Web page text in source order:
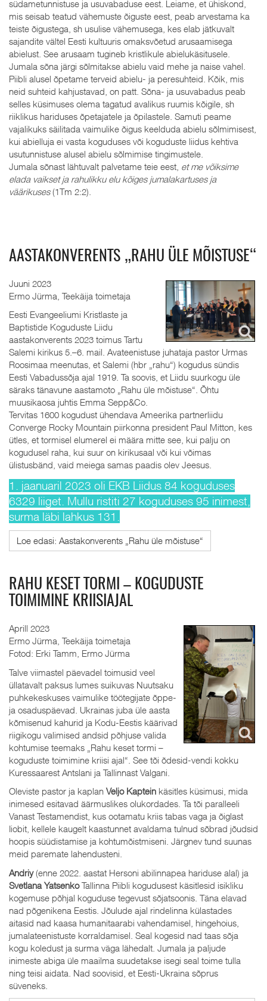
südametunnistuse ja usuvabaduse eest. Leiame, et ühiskond,
mis seisab teatud vähemuste õiguste eest, peab arvestama ka
teiste õigustega, sh usulise vähemusega, kes elab jätkuvalt
sajandite vältel Eesti kultuuris omaksvõetud arusaamisega
abielust. See arusaam tugineb kristlikule abielukäsitusele.
Jumala sõna järgi sõlmitakse abielu vaid mehe ja naise vahel.
Piibli alusel õpetame terveid abielu- ja peresuhteid. Kõik, mis
neid suhteid kahjustavad, on patt. Sõna- ja usuvabadus peab
selles küsimuses olema tagatud avalikus ruumis kõigile, sh
riiklikus hariduses õpetajatele ja õpilastele. Samuti peame
vajalikuks säilitada vaimulike õigus keelduda abielu sõlmimisest,
kui abielluja ei vasta koguduses või koguduste liidus kehtiva
usutunnistuse alusel abielu sõlmimise tingimustele.
Jumala sõnast lähtuvalt palvetame teie eest, et me võiksime
elada vaikset ja rahulikku elu kõiges jumalakartuses ja
väärikuses(1Tm 2:2).
AASTAKONVERENTS „RAHU ÜLE MÕISTUSE“
Juuni 2023
Ermo Jürma, Teekäija toimetaja
Eesti Evangeeliumi Kristlaste ja
Baptistide Koguduste Liidu
aastakonverents 2023 toimus Tartu
Salemi kirikus 5.–6. mail. Avateenistuse juhataja pastor Urmas
Roosimaa meenutas, et Salemi (hbr „rahu“) kogudus sündis
Eesti Vabadussõja ajal 1919. Ta soovis, et Liidu suurkogu üle
säraks tänavune aastamoto „Rahu üle mõistuse“. Õhtu
muusikaosa juhtis Emma Sepp&Co.
Tervitas 1600 kogudust ühendava Ameerika partnerliidu
Converge Rocky Mountain piirkonna president Paul Mitton, kes
ütles, et tormisel elumerel ei määra mitte see, kui palju on
kogudusel raha, kui suur on kirikusaal või kui võimas
ülistusbänd, vaid meiega samas paadis olev Jeesus.
1. jaanuaril 2023 oli EKB Liidus 84 koguduses
6329 liiget. Mullu ristiti 27 koguduses 95 inimest,
surma läbi lahkus 131.
Loe edasi: Aastakonverents „Rahu üle mõistuse“
RAHU KESET TORMI – KOGUDUSTE
TOIMIMINE KRIISIAJAL
Aprill 2023
Ermo Jürma, Teekäija toimetaja
Fotod: Erki Tamm, Ermo Jürma
Talve viimastel päevadel toimusid veel
üllatavalt paksus lumes suikuvas Nuutsaku
puhkekeskuses vaimulike töötegijate õppe-
ja osaduspäevad. Ukrainas juba üle aasta
kõmisenud kahurid ja Kodu-Eestis käärivad
riigikogu valimised andsid põhjuse valida
kohtumise teemaks „Rahu keset tormi –
koguduste toimimine kriisi ajal“. See tõi õdesid-vendi kokku
Kuressaarest Antslani ja Tallinnast Valgani.
Oleviste pastor ja kaplan Veljo Kaptein käsitles küsimusi, mida
inimesed esitavad äärmuslikes olukordades. Ta tõi paralleeli
Vanast Testamendist, kus ootamatu kriis tabas vaga ja õiglast
Iiobit, kellele kaugelt kaastunnet avaldama tulnud sõbrad jõudsid
hoopis süüdistamise ja kohtumõistmiseni. Järgnev tund suunas
meid paremate lahendusteni.
Andriy(enne 2022. aastat Hersoni abilinnapea hariduse alal) ja
Svetlana YatsenkoTallinna Piibli kogudusest käsitlesid isikliku
kogemuse põhjal koguduse tegevust sõjatsoonis. Täna elavad
nad põgenikena Eestis. Jõulude ajal rindelinna külastades
aitasid nad kaasa humanitaarabi vahendamisel, hingehoius,
jumalateenistuste korraldamisel. Seal kogesid nad taas sõja
kogu koledust ja surma väga lähedalt. Jumala ja paljude
inimeste abiga üle maailma suudetakse isegi seal toime tulla
ning teisi aidata. Nad soovisid, et Eesti-Ukraina sõprus
süveneks.